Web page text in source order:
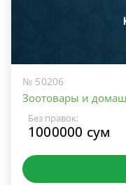
№ 50206
Зоотовары и
Без правок:
1000000 сум